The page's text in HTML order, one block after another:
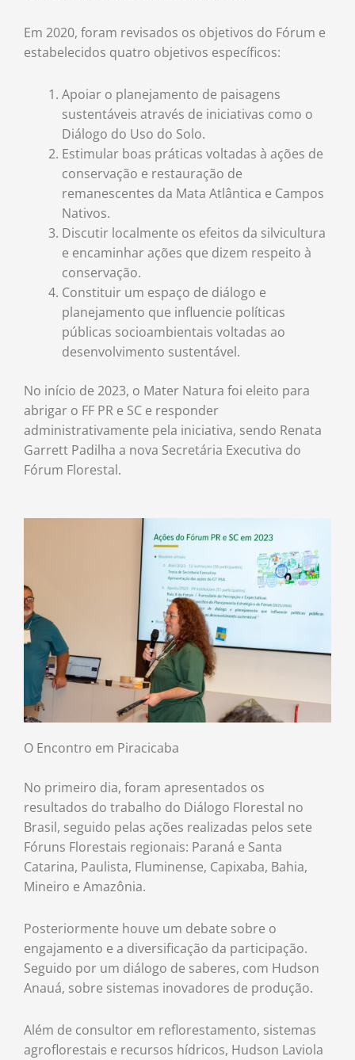
Em 2020, foram revisados os objetivos do Fórum e
estabelecidos quatro objetivos específicos:
Apoiar o planejamento de paisagens
sustentáveis através de iniciativas como o
Diálogo do Uso do Solo.
Estimular boas práticas voltadas à ações de
conservação e restauração de
remanescentes da Mata Atlântica e Campos
Nativos.
Discutir localmente os efeitos da silvicultura
e encaminhar ações que dizem respeito à
conservação.
Constituir um espaço de diálogo e
planejamento que influencie políticas
públicas socioambientais voltadas ao
desenvolvimento sustentável.
No início de 2023, o Mater Natura foi eleito para
abrigar o FF PR e SC e responder
administrativamente pela iniciativa, sendo Renata
Garrett Padilha a nova Secretária Executiva do
Fórum Florestal.
O Encontro em Piracicaba
No primeiro dia, foram apresentados os
resultados do trabalho do Diálogo Florestal no
Brasil, seguido pelas ações realizadas pelos sete
Fóruns Florestais regionais: Paraná e Santa
Catarina, Paulista, Fluminense, Capixaba, Bahia,
Mineiro e Amazônia.
Posteriormente houve um debate sobre o
engajamento e a diversificação da participação.
Seguido por um diálogo de saberes, com Hudson
Anauá, sobre sistemas inovadores de produção.
Além de consultor em reflorestamento, sistemas
agroflorestais e recursos hídricos, Hudson Laviola